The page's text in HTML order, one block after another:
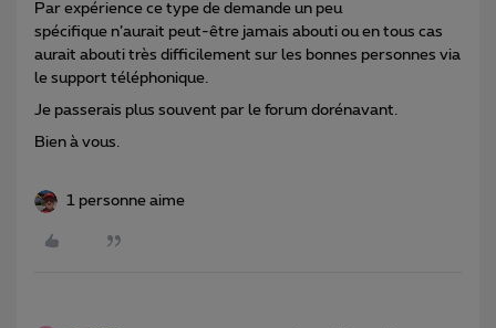
Par expérience ce type de demande un peu
spécifique n’aurait peut-être jamais abouti ou en tous cas
aurait abouti très difficilement sur les bonnes personnes via
le support téléphonique.
Je passerais plus souvent par le forum dorénavant.
Bien à vous.
1 personne aime